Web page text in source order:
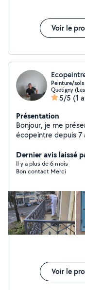
Voir le
Peinture/sols
Quetigny
5/5 (1
Présentation
Bonjour, je me présente
écopeintre depuis 7 ans passer en eco-Cover-
nous propose des devis sur
Internet , toute la prestation se trouve ici.... a très
bientôt
Dernier avis laissé
Il y a plus de 6 mois
Bon contact Merci
Voir le